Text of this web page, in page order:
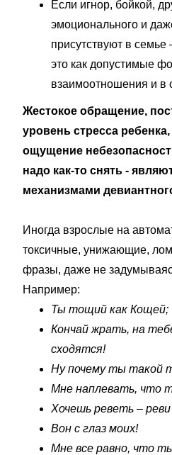
Если игнор, бойкой,
эмоционального и
присутствуют в
это как допустимые
взаимоотношения и в
Жестокое обращение,
уровень стресса
ощущение
надо как-то снять -
механизмами
Иногда взрослые на
токсичные, унижающие,
фразы, даже не
Например:
Ты тощий как Кощей;
Кончай жрать, на
сходятся!
Ну почему ты такой
Мне наплевать, что
Хочешь реветь –
Вон с глаз моих!
Мне все равно, что